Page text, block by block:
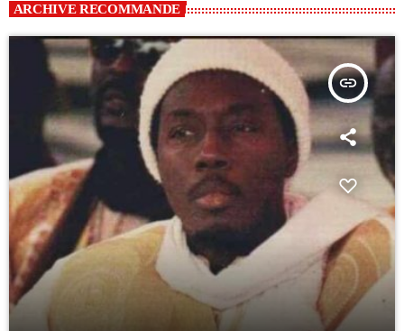
ARCHIVE RECOMMANDE
insert_link